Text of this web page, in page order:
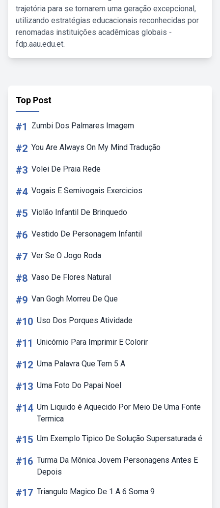
trajetória para se tornarem uma geração excepcional,
utilizando estratégias educacionais reconhecidas por
renomadas instituições acadêmicas globais -
fdp.aau.edu.et.
Top Post
#1 Zumbi Dos Palmares Imagem
#2 You Are Always On My Mind Tradução
#3 Volei De Praia Rede
#4 Vogais E Semivogais Exercicios
#5 Violão Infantil De Brinquedo
#6 Vestido De Personagem Infantil
#7 Ver Se O Jogo Roda
#8 Vaso De Flores Natural
#9 Van Gogh Morreu De Que
#10 Uso Dos Porques Atividade
#11 Unicórnio Para Imprimir E Colorir
#12 Uma Palavra Que Tem 5 A
#13 Uma Foto Do Papai Noel
#14 Um Liquido é Aquecido Por Meio De Uma Fonte
Termica
#15 Um Exemplo Tipico De Solução Supersaturada é
#16 Turma Da Mônica Jovem Personagens Antes E
Depois
#17 Triangulo Magico De 1 A 6 Soma 9